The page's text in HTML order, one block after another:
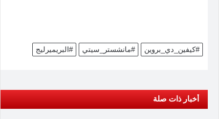
#البريميرليج #مانشستر_سيتي #كيفين_دي_بروين
أخبار ذات صلة